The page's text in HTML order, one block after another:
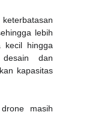
lebih
kecil hingga
dan
kapasitas
masih